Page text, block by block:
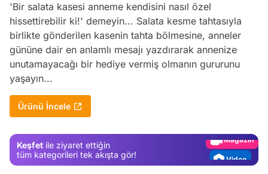
'Bir salata kasesi anneme kendisini nasıl özel
hissettirebilir ki!' demeyin... Salata kesme tahtasıyla
birlikte gönderilen kasenin tahta bölmesine, anneler
gününe dair en anlamlı mesajı yazdırarak annenize
unutamayacağı bir hediye vermiş olmanın gururunu
yaşayın...
Ürünü İncele
Keşfet ile ziyaret ettiğin
tüm kategorileri tek akışta gör!
Video